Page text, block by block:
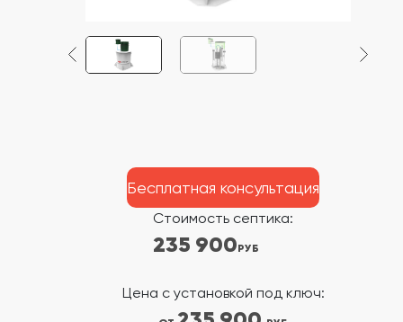
Стоимость септика:
235 900РУБ
Цена с установкой под ключ:
Бесплатная консультация